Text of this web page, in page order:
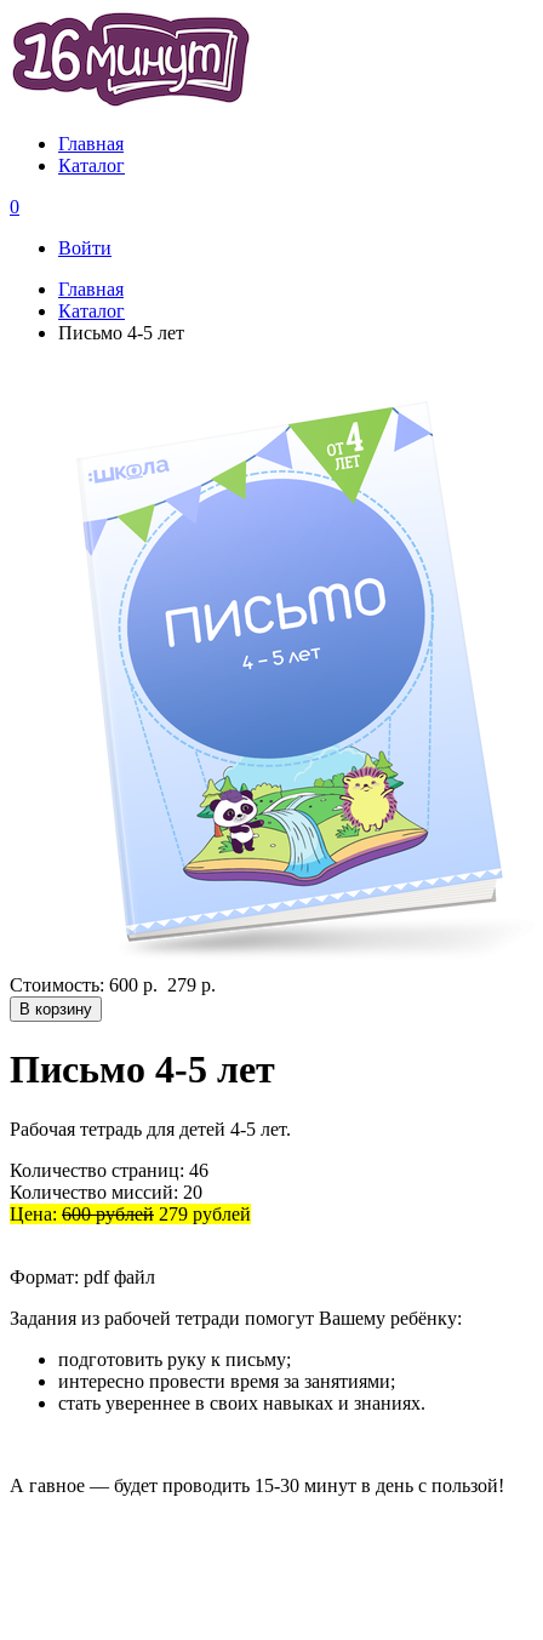
Главная
Каталог
0
Войти
Главная
Каталог
Письмо 4-5 лет
Стоимость: 600 р. 279 р.
В корзину
Письмо 4-5 лет
Рабочая тетрадь для детей 4-5 лет.
Количество страниц: 46
Количество миссий: 20
Цена: 600 рублей 279 рублей
Формат: pdf файл
Задания из рабочей тетради помогут Вашему ребёнку:
подготовить руку к письму;
интересно провести время за занятиями;
стать увереннее в своих навыках и знаниях.
А гавное — будет проводить 15-30 минут в день с пользой!